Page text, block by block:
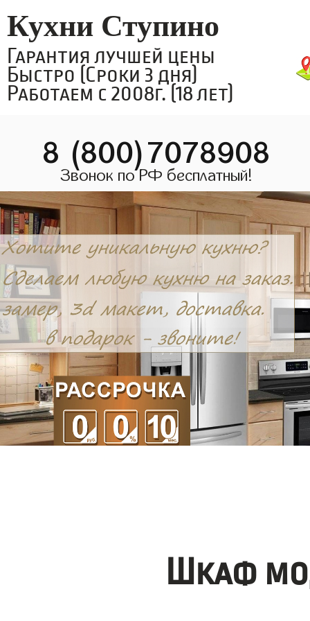
Кухни Ступино
Гарантия лучшей цены
Быстро (Сроки 3 дня)
Работаем с 2008г. (18 лет)
8 (800)7078908
Звонок по РФ бесплатный!
Шкаф